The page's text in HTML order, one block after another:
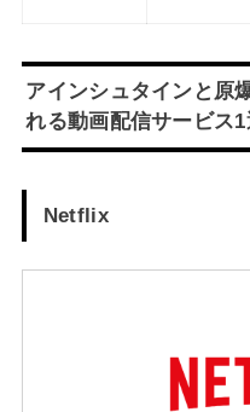
アインシュタインと原
れる動画配信サービス
Netflix